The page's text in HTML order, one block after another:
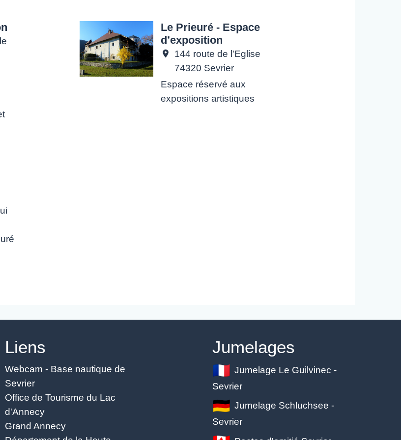
Le Prieuré - Espace
d’exposition
location_on
144 route de l'Eglise
74320 Sevrier
Espace réservé aux
expositions artistiques
Liens
Webcam - Base nautique de
Sevrier
Office de Tourisme du Lac
d'Annecy
Grand Annecy
Jumelages
Jumelage Le Guilvinec -
Sevrier
Jumelage Schluchsee -
Sevrier